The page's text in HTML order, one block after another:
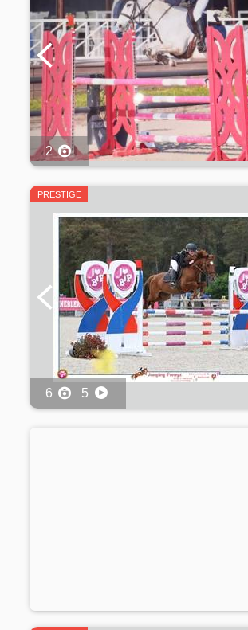
2
PRESTIGE
6 5